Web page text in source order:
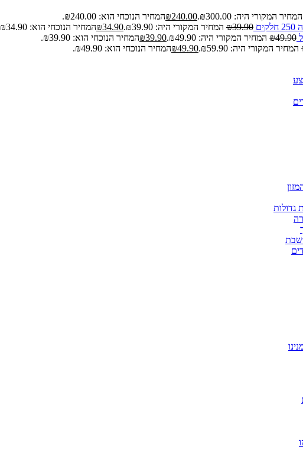
המחיר המקורי היה: ₪300.00. ₪240.00
המחיר הנוכחי הוא: ₪240.00.
₪39.90 המחיר המקורי היה: ₪39.90. ₪34.90
המחיר הנוכחי הוא: ₪34.90.
₪49.90 המחיר המקורי היה: ₪49.90. ₪39.90
המחיר הנוכחי הוא: ₪39.90.
המחיר המקורי היה: ₪59.90. ₪49.90
המחיר הנוכחי הוא: ₪49.90.
גדולות